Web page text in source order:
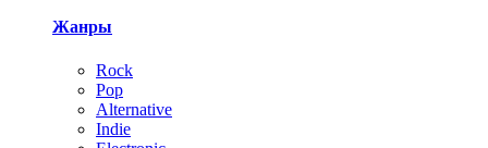
Жанры
Rock
Pop
Alternative
Indie